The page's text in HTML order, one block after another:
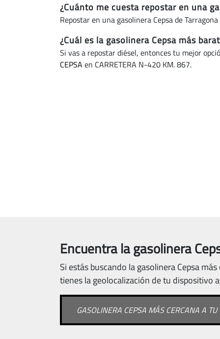
¿Cuánto me cuesta repostar en una
Repostar en una gasolinera Cepsa de
¿Cuál es la gasolinera Cepsa más
Si vas a repostar diésel, entonces tu mejor
CEPSA en CARRETERA N-420 KM. 867.
Encuentra la gasolinera
Si estás buscando la gasolinera Cepsa
tienes la geolocalización de tu dispositivo
GASOLINERA CEPSA MÁS CERCANA A